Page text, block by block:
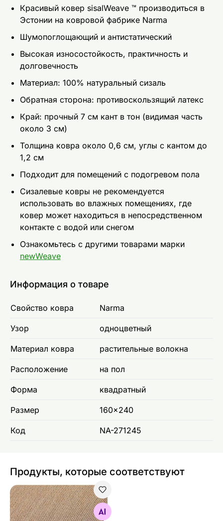
Красивый ковер sisalWeave ™ производиться в
Эстонии на ковровой фабрике Narma
Шумопоглощающий и антистатический
Высокая износостойкость, практичность и
долговечность
Материал: 100% натуральный сизаль
Обратная сторона: противоскользящий латекс
Край: прочный 7 см кант в тон (видимая часть
около 3 см)
Толщина ковра около 0,6 см, углы с кантом до
1,2 см
Подходит для помещений с подогревом пола
Сизалевые ковры не рекомендуется
использовать во влажных помещениях, где
ковер может находиться в непосредственном
контакте с водой или снегом
Ознакомьтесь с другими товарами марки
newWeave
Информация о товаре
Свойство ковра Narma
Узор одноцветный
Материал ковра растительные волокна
Расположение на пол
Форма квадратный
Размер 160x240
Код NA-271245
Продукты, которые соответствуют
Narma ковер из сизаля Dragon™
Найдите похожие